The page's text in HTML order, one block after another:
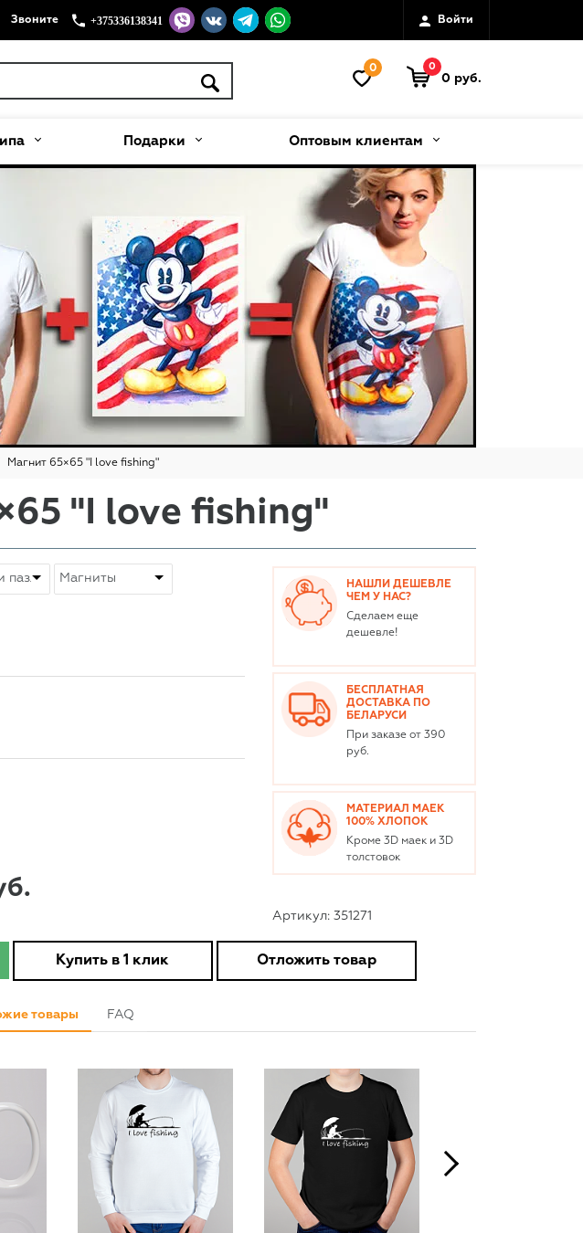
Звоните +375336138341 Войти
0 0
0 руб.
Подарки Оптовым клиентам
Магнит 65×65 "I love fishing"
"I love fishing"
НАШЛИ ДЕШЕВЛЕ
ЧЕМ У НАС?
Сделаем еще
дешевле!
БЕСПЛАТНАЯ
ДОСТАВКА ПО
БЕЛАРУСИ
При заказе от 390
руб.
МАТЕРИАЛ МАЕК
100% ХЛОПОК
Кроме 3D маек и 3D
толстовок
Артикул: 351271
Купить в 1 клик Отложить товар
товары FAQ